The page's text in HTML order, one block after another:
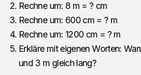
Rechne um: 8 m = ? cm
Rechne um: 600 cm = ? m
Rechne um: 1200 cm = ? m
Erkläre mit eigenen Worten:
und 3 m gleich lang?